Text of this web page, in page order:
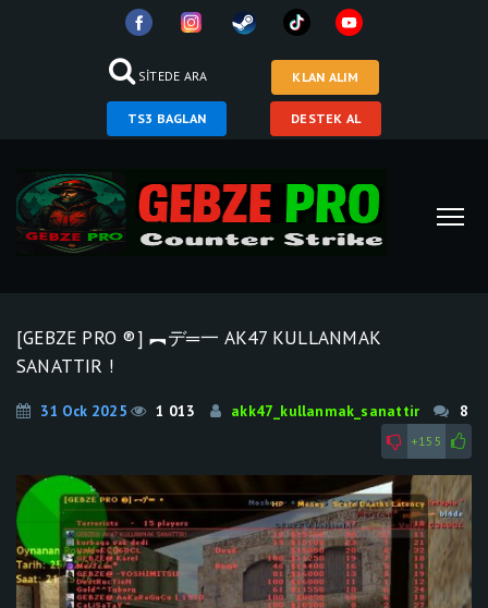
SİTEDE ARA KLAN ALIM
TS3 BAGLAN DESTEK AL
[GEBZE PRO ®] ︻デ═一 AK47 KULLANMAK
SANATTIR !
31 Ock 2025 1 013 akk47_kullanmak_sanattir 8
+155